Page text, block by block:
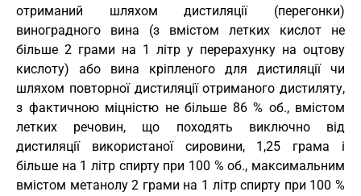
отриманий шляхом дистиляції (перегонки)
виноградного вина (з вмістом летких кислот не
більше 2 грами на 1 літр у перерахунку на оцтову
кислоту) або вина кріпленого для дистиляції чи
шляхом повторної дистиляції отриманого дистиляту,
з фактичною міцністю не більше 86 % об., вмістом
летких речовин, що походять виключно від
дистиляції використаної сировини, 1,25 грама і
більше на 1 літр спирту при 100 % об., максимальним
вмістом метанолу 2 грами на 1 літр спирту при 100 %